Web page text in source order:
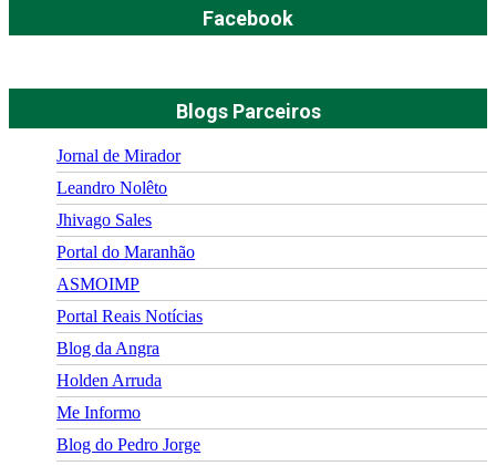
Facebook
Blogs Parceiros
Jornal de Mirador
Leandro Nolêto
Jhivago Sales
Portal do Maranhão
ASMOIMP
Portal Reais Notí­cias
Blog da Angra
Holden Arruda
Me Informo
Blog do Pedro Jorge